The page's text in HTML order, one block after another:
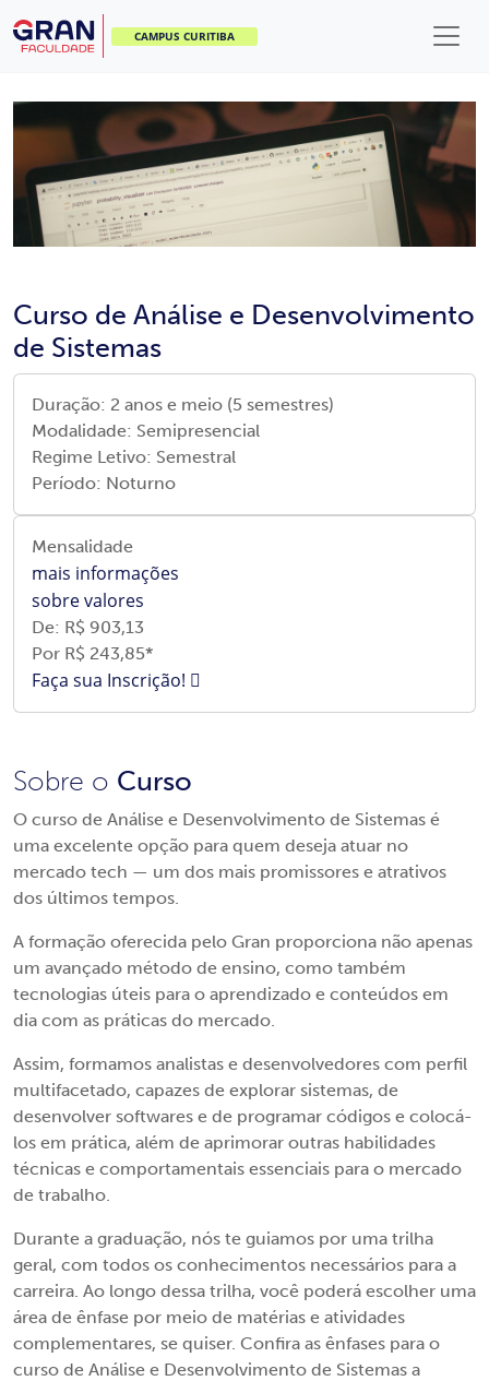
CAMPUS CURITIBA
Curso de Análise e Desenvolvimento
de Sistemas
Duração: 2 anos e meio (5 semestres)
Modalidade: Semipresencial
Regime Letivo: Semestral
Período: Noturno
Mensalidade
mais informações
sobre valores
De: R$ 903,13
Por R$ 243,85*
Faça sua Inscrição!
Sobre o Curso
O curso de Análise e Desenvolvimento de Sistemas é
uma excelente opção para quem deseja atuar no
mercado tech — um dos mais promissores e atrativos
dos últimos tempos.
A formação oferecida pelo Gran proporciona não apenas
um avançado método de ensino, como também
tecnologias úteis para o aprendizado e conteúdos em
dia com as práticas do mercado.
Assim, formamos analistas e desenvolvedores com perfil
multifacetado, capazes de explorar sistemas, de
desenvolver softwares e de programar códigos e colocá-
los em prática, além de aprimorar outras habilidades
técnicas e comportamentais essenciais para o mercado
de trabalho.
Durante a graduação, nós te guiamos por uma trilha
geral, com todos os conhecimentos necessários para a
carreira. Ao longo dessa trilha, você poderá escolher uma
área de ênfase por meio de matérias e atividades
complementares, se quiser. Confira as ênfases para o
curso de Análise e Desenvolvimento de Sistemas a